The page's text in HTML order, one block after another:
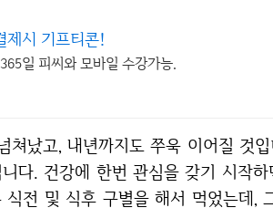
시 기프티콘!
일 피씨와 모바일 수강가능.
다. 건강에 한번 관심을 갖기 시작
전 및 식후 구별을 해서 먹었는데,